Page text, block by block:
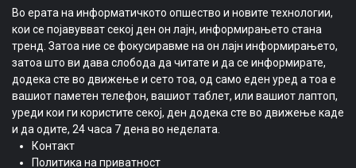
Во ерата на информатичкото опшество и новите технологии,
кои се појавувват секој ден он лајн, информирањето стана
тренд. Затоа ние се фокусиравме на он лајн информирањето,
затоа што ви дава слобода да читате и да се информирате,
додека сте во движење и сето тоа, од само еден уред а тоа е
вашиот паметен телефон, вашиот таблет, или вашиот лаптоп,
уреди кои ги користите секој, ден додека сте во движење каде
и да одите, 24 часа 7 дена во неделата.
Контакт
Политика на приватност